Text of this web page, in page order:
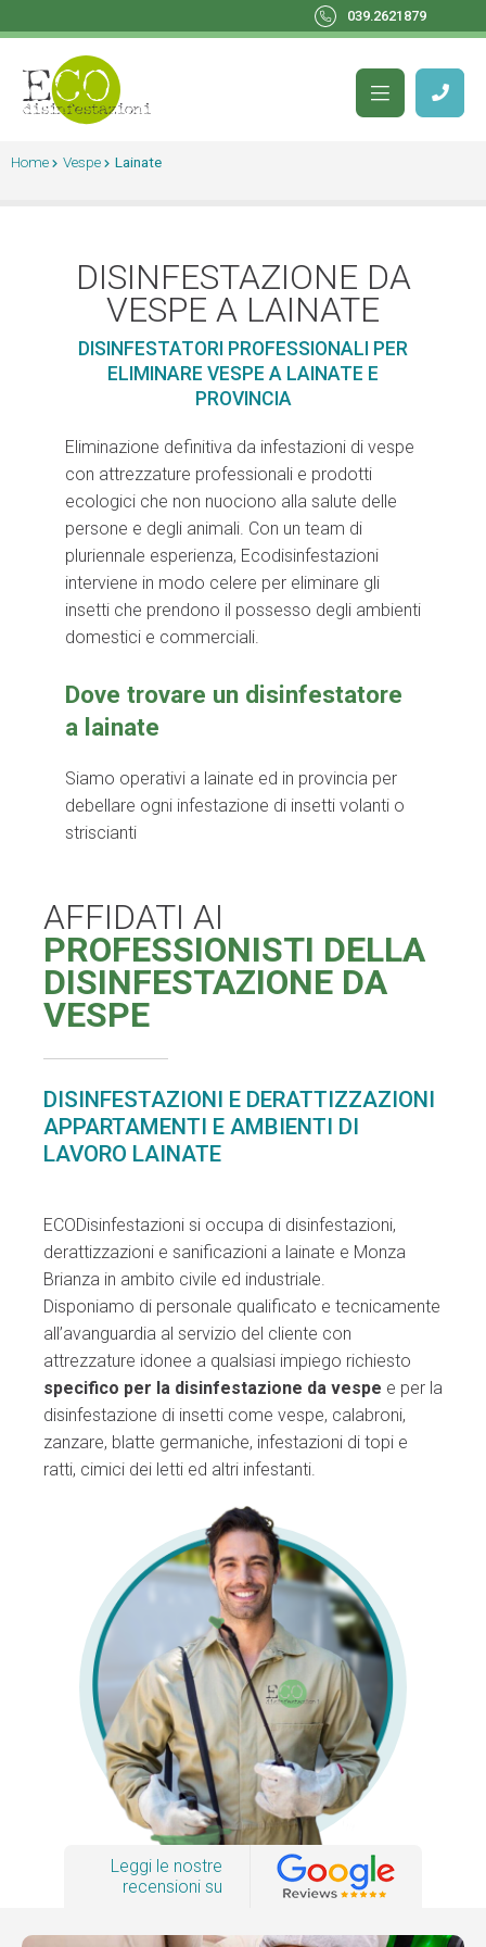
039.2621879
Home Vespe Lainate
DISINFESTAZIONE DA
VESPE A LAINATE
DISINFESTATORI PROFESSIONALI PER
ELIMINARE VESPE A LAINATE E
PROVINCIA
Eliminazione definitiva da infestazioni di vespe
con attrezzature professionali e prodotti
ecologici che non nuociono alla salute delle
persone e degli animali. Con un team di
pluriennale esperienza, Ecodisinfestazioni
interviene in modo celere per eliminare gli
insetti che prendono il possesso degli ambienti
domestici e commerciali.
Dove trovare un disinfestatore
a lainate
Siamo operativi a lainate ed in provincia per
debellare ogni infestazione di insetti volanti o
striscianti
AFFIDATI AI
PROFESSIONISTI DELLA
DISINFESTAZIONE DA
VESPE
DISINFESTAZIONI E DERATTIZZAZIONI
APPARTAMENTI E AMBIENTI DI
LAVORO LAINATE
ECODisinfestazioni si occupa di disinfestazioni,
derattizzazioni e sanificazioni a lainate e Monza
Brianza in ambito civile ed industriale.
Disponiamo di personale qualificato e tecnicamente
all’avanguardia al servizio del cliente con
attrezzature idonee a qualsiasi impiego richiesto
specifico per la disinfestazione da vespe e per la
disinfestazione di insetti come vespe, calabroni,
zanzare, blatte germaniche, infestazioni di topi e
ratti, cimici dei letti ed altri infestanti.
Leggi le nostre
recensioni su